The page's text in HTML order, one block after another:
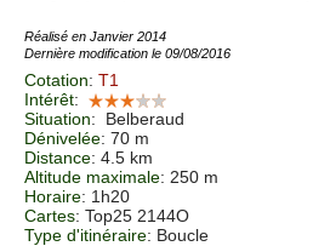
Réalisé en Janvier 2014
Dernière modification le 09/08/2016
Cotation: T1
Intérêt:
Situation:
Belberaud
Dénivelée: 70 m
Distance: 4.5 km
Altitude maximale: 250 m
Horaire: 1h20
Cartes: Top25 2144O
Type d'itinéraire: Boucle